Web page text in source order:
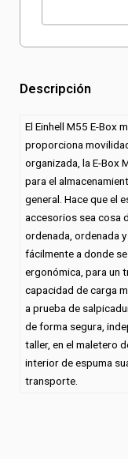
Descripción
El Einhell M55 E-Box
proporciona
organizada, la E-Box
para el
general. Hace que el
accesorios sea cosa
ordenada, ordenada
fácilmente a donde
ergonómica, para un
capacidad de carga
a prueba de
de forma segura,
taller, en el maletero
interior de espuma
transporte.